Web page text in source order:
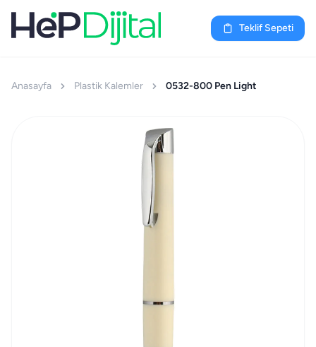
Teklif Sepeti
Anasayfa Plastik Kalemler 0532-800 Pen Light